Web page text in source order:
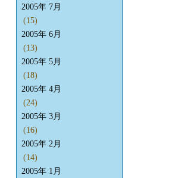
2005年 7月
(15)
2005年 6月
(13)
2005年 5月
(18)
2005年 4月
(24)
2005年 3月
(16)
2005年 2月
(14)
2005年 1月